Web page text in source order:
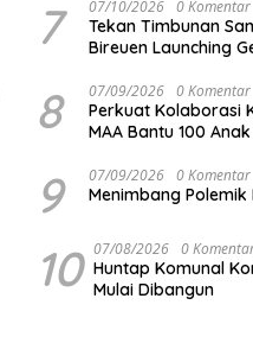
7 07/10/2026 0 Komentar
Tekan Timbunan
Bireuen Launching
8 07/09/2026 0 Komentar
Perkuat Kolaborasi
MAA Bantu 100
9 07/09/2026 0 Komentar
Menimbang
10 07/08/2026 0
Huntap Komunal
Mulai Dibangun